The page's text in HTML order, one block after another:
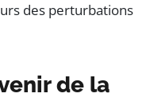
des perturbations
de la